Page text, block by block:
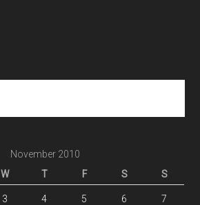
November 2010
W T F S S
3 4 5 6 7